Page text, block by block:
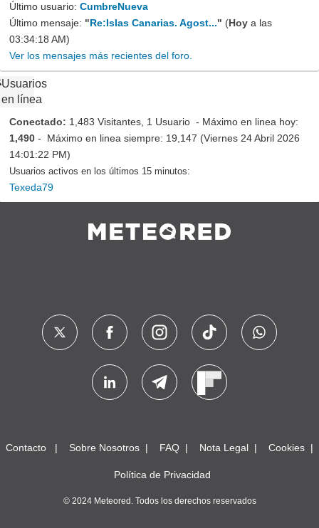
Último usuario: CumbreNueva
Último mensaje: "Re:Islas Canarias. Agost..." (Hoy a las
03:34:18 AM)
Ver los mensajes más recientes del foro.
Usuarios
en línea
Conectado: 1,483 Visitantes, 1 Usuario - Máximo en linea hoy:
1,490 - Máximo en linea siempre: 19,147 (Viernes 24 Abril 2026
14:01:22 PM)
Usuarios activos en los últimos 15 minutos:
Texeda79
Contacto Sobre Nosotros FAQ Nota Legal Cookies
Política de Privacidad
© 2024 Meteored. Todos los derechos reservados